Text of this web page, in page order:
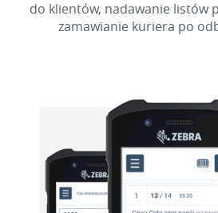
do klientów, nadawanie listów
zamawianie kuriera po